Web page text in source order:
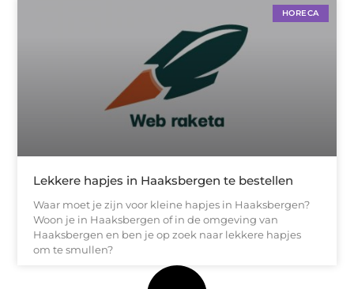
HORECA
Lekkere hapjes in Haaksbergen te bestellen
Waar moet je zijn voor kleine hapjes in Haaksbergen?
Woon je in Haaksbergen of in de omgeving van
Haaksbergen en ben je op zoek naar lekkere hapjes
om te smullen?